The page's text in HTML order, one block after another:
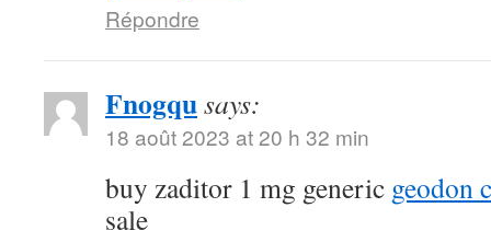
Répondre
Fnogqusays:
18 août 2023 at 20 h 32 min
buy zaditor 1 mg generic geodon
sale